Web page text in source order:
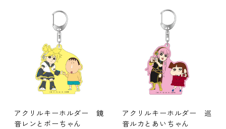
アクリルキーホルダー 鏡
音レンとボーちゃん
アクリルキーホルダー 巡
音ルカとあいちゃん